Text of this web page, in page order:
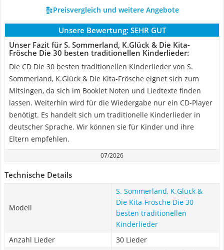
Preisvergleich und weitere Angebote
Unsere Bewertung: SEHR GUT
Unser Fazit für S. Sommerland, K.Glück & Die Kita-
Frösche Die 30 besten traditionellen Kinderlieder:
Die CD Die 30 besten traditionellen Kinderlieder von S.
Sommerland, K.Glück & Die Kita-Frösche eignet sich zum
Mitsingen, da sich im Booklet Noten und Liedtexte finden
lassen. Weiterhin wird für die Wiedergabe nur ein CD-Player
benötigt. Es handelt sich um traditionelle Kinderlieder in
deutscher Sprache. Wir können sie für Kinder und ihre
Eltern empfehlen.
07/2026
Technische Details
Modell
S. Sommerland, K.Glück &
Die Kita-Frösche Die 30
besten traditionellen
Kinderlieder
Anzahl Lieder
30 Lieder